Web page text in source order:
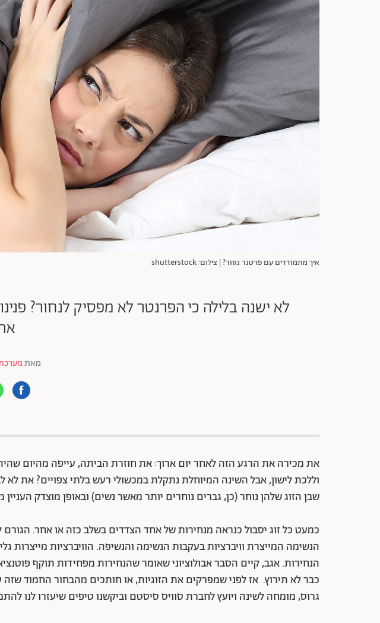
איך מתמודדים עם פרטנר נוחר? | צילום: shutterstock
לא ישנה בלילה כי הפרנטר לא מפסיק לנחור?
מאת
את מכירה את הרגע הזה לאחר יום ארוך: את חוזרת הביתה, עייפה מהיום
וללכת לישון, אבל השינה המיוחלת נתקלת במכשולי רעש בלתי צפויים? את לא
שבן הזוג שלהן נוחר (כן, גברים נוחרים יותר מאשר נשים) ובאופן מוצדק העניין
כמעט כל זוג יסבול כנראה מנחירות של אחד הצדדים בשלב כזה או אחר. הגורם
הנחירות. אגב, קיים הסבר אבולוציוני שאומר שהנחירות מפחידות תוקף
כבר לא תירוץ. אז לפני שמפרקים את הזוגיות, או חותכים מהבחור החמוד
גרוס, מומחה לשינה ויועץ לחברת סוויס סיסטם וביקשנו טיפים שיעזרו לנו